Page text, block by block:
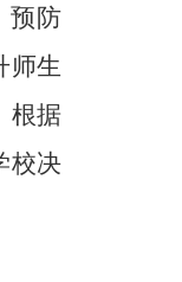
预防
师生
根据
校决